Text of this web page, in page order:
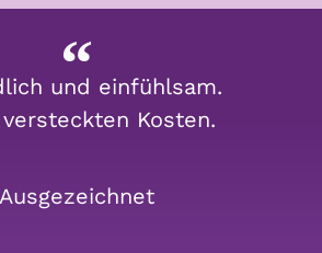
Ausgezeichnet
und einfühlsam.
versteckten Kosten.